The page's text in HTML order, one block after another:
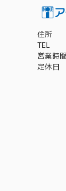
住所
TEL
営業時間
定休日